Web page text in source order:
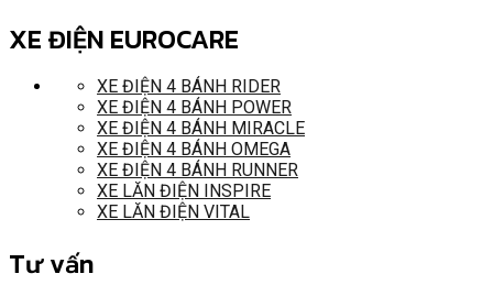
XE ĐIỆN EUROCARE
XE ĐIỆN 4 BÁNH RIDER
XE ĐIỆN 4 BÁNH POWER
XE ĐIỆN 4 BÁNH MIRACLE
XE ĐIỆN 4 BÁNH OMEGA
XE ĐIỆN 4 BÁNH RUNNER
XE LĂN ĐIỆN INSPIRE
XE LĂN ĐIỆN VITAL
Tư vấn